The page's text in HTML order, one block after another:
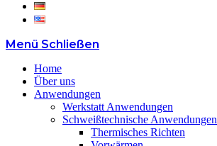
Menü Schließen
Home
Über uns
Anwendungen
Werkstatt Anwendungen
Schweißtechnische Anwendungen
Thermisches Richten